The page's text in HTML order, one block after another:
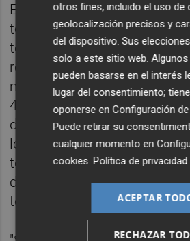
En las últimas dos
términos
torno a 77.000 afiliaciones
respecto a las dos
mientras que desde inicios
430.000 nuevos ocupados.
desestacionalizados, se
los 21.272.000 afiliaciones,
términos brutos la cifra
de los 21.300.000,
términos históricos.
otros fines, incluido el uso de
geolocalización precisos y
del dispositivo. Sus
solo a este sitio web.
pueden basarse en el interés
lugar del consentimiento;
oponerse enConfiguración
Puede retirar su
cualquier momento en
cookies.Política de privacidad
ACEPTAR
RECHAZAR